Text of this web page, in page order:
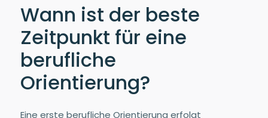
Wann ist der beste
Zeitpunkt für eine
berufliche
Orientierung?
Eine erste berufliche Orientierung erfolgt